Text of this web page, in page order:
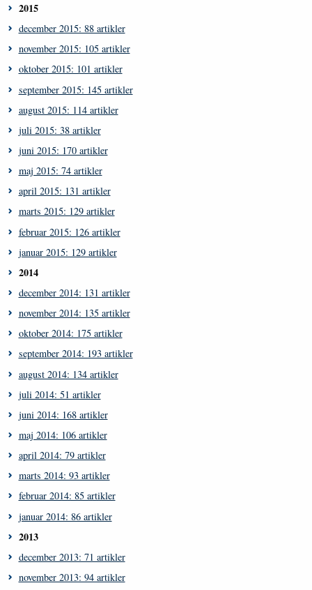
2015
december 2015: 88 artikler
november 2015: 105 artikler
oktober 2015: 101 artikler
september 2015: 145 artikler
august 2015: 114 artikler
juli 2015: 38 artikler
juni 2015: 170 artikler
maj 2015: 74 artikler
april 2015: 131 artikler
marts 2015: 129 artikler
februar 2015: 126 artikler
januar 2015: 129 artikler
2014
december 2014: 131 artikler
november 2014: 135 artikler
oktober 2014: 175 artikler
september 2014: 193 artikler
august 2014: 134 artikler
juli 2014: 51 artikler
juni 2014: 168 artikler
maj 2014: 106 artikler
april 2014: 79 artikler
marts 2014: 93 artikler
februar 2014: 85 artikler
januar 2014: 86 artikler
2013
december 2013: 71 artikler
november 2013: 94 artikler